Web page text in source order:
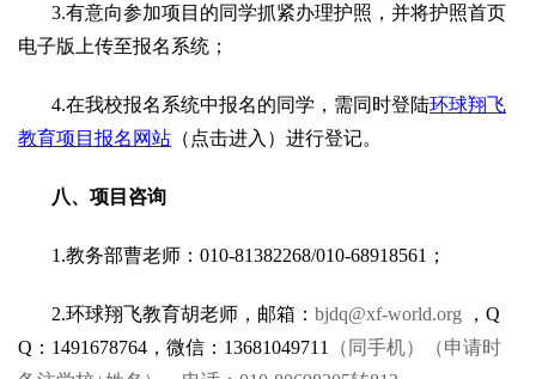
3.有意向参加项目的同学抓紧办理护照，并将护照首页
电子版上传至报名系统；
4.在我校报名系统中报名的同学，需同时登陆环球翔飞
教育项目报名网站 （点击进入）进行登记。
八、项目咨询
1.教务部曹老师：010-81382268/010-68918561；
2.环球翔飞教育胡老师，邮箱： bjdq@xf-world.org
，Q
Q：1491678764，微信：13681049711
（同手机）（申请时